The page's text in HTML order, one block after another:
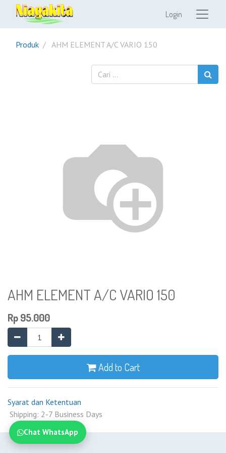
Login
Produk AHM ELEMENT A/C VARIO 150
AHM ELEMENT A/C VARIO 150
Rp95.000
Add to Cart
Syarat dan Ketentuan
Shipping: 2-7 Business Days
Chat WhatsApp